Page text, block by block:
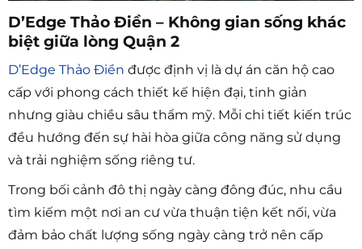
D’Edge Thảo Điền – Không gian sống khác
biệt giữa lòng Quận 2
D’Edge Thảo Điền được định vị là dự án căn hộ cao
cấp với phong cách thiết kế hiện đại, tinh giản
nhưng giàu chiều sâu thẩm mỹ. Mỗi chi tiết kiến trúc
đều hướng đến sự hài hòa giữa công năng sử dụng
và trải nghiệm sống riêng tư.
Trong bối cảnh đô thị ngày càng đông đúc, nhu cầu
tìm kiếm một nơi an cư vừa thuận tiện kết nối, vừa
đảm bảo chất lượng sống ngày càng trở nên cấp